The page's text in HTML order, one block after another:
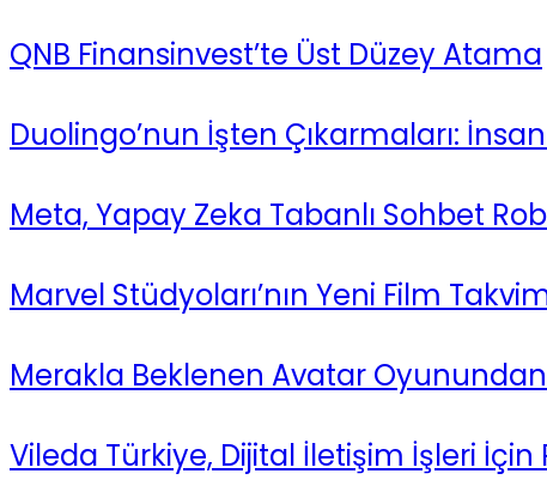
QNB Finansinvest’te Üst Düzey Atama
Duolingo’nun İşten Çıkarmaları:
Meta, Yapay Zeka Tabanlı Sohbet
Marvel Stüdyoları’nın Yeni Film
Merakla Beklenen Avatar Oyunundan
Vileda Türkiye, Dijital İletişim İşleri İçin